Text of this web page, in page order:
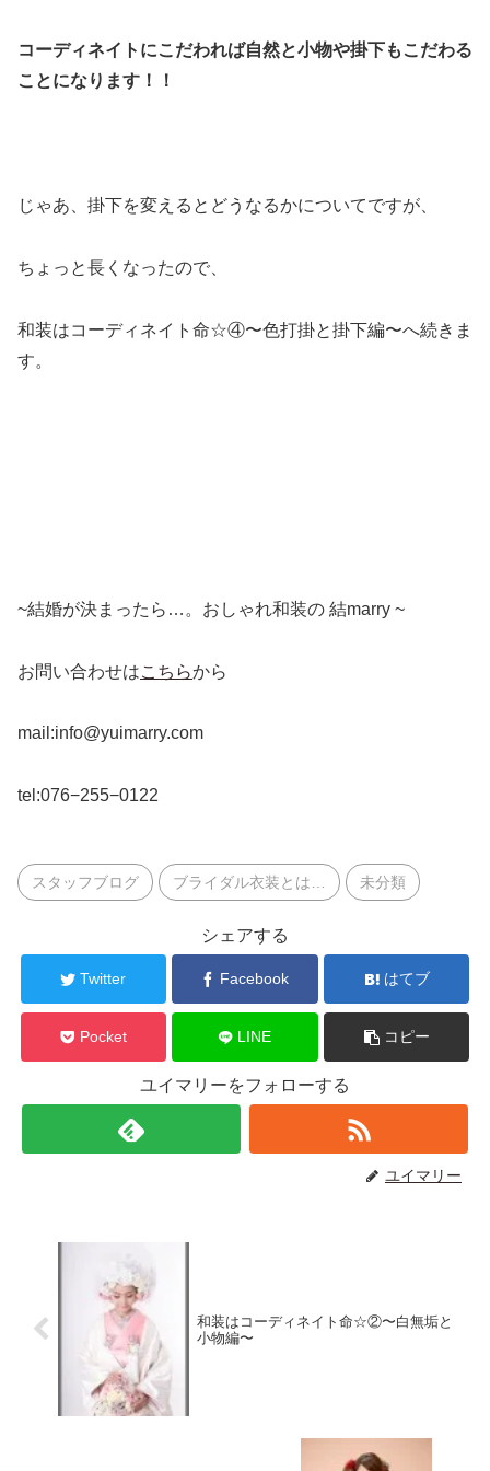
コーディネイトにこだわれば自然と小物や掛下もこだわる
ことになります！！
じゃあ、掛下を変えるとどうなるかについてですが、
ちょっと長くなったので、
和装はコーディネイト命☆④〜色打掛と掛下編〜へ続きま
す。
~結婚が決まったら…。おしゃれ和装の 結marry ~
お問い合わせはこちらから
mail:info@yuimarry.com
tel:076−255−0122
スタッフブログ ブライダル衣装とは… 未分類
シェアする
Twitter Facebook はてブ
Pocket LINE コピー
ユイマリーをフォローする
ユイマリー
和装はコーディネイト命☆②〜白無垢と
小物編〜